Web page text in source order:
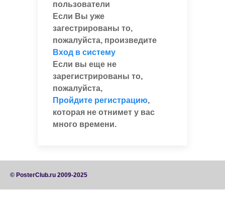
пользователи
Если Вы уже
загестрированы то,
пожалуйста, произведите
Вход в систему
Если вы еще не
зарегистрированы то,
пожалуйста,
Пройдите регистрацию,
которая не отнимет у вас
много времени.
© PosterClub.ru 2009-2025